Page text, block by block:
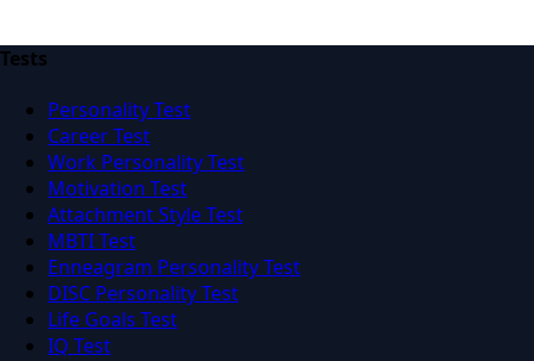
Tests
Personality Test
Career Test
Work Personality Test
Motivation Test
Attachment Style Test
MBTI Test
Enneagram Personality Test
DISC Personality Test
Life Goals Test
IQ Test